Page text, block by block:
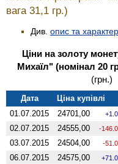
вага 31,1 гр.)
Див. опис та
Ціни на золоту
Михаїл" (номінал 20
(грн.)
Дата Ціна купівлі
01.07.2015
24701,00
02.07.2015 24555,00 -
03.07.2015 24504,00 -
06.07.2015 24575,00